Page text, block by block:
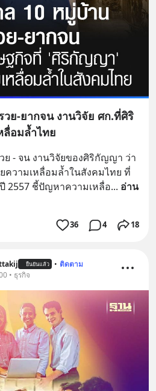
วย-ยากจน งานวิจัย ศก.ที่ศิริ
อมล้ำไทย
ย - จน งานวิจัยของศิริกัญญา ว่า
ความเหลื่อมล้ำในสังคมไทย ที่
2557 ชี้ปัญหาความเหลื่อ... อ่าน
36 4 18
ยืนยันแล้ว • ติดตาม
• ธุรกิจ